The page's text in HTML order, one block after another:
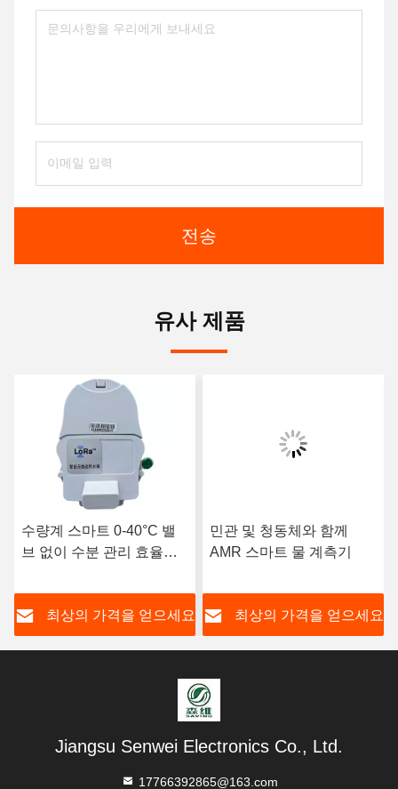
전송
유사 제품
수량계 스마트 0-40°C 밸
브 없이 수분 관리 효율성
최상의 가격을 얻으세요
민관 및 청동체와 함께
AMR 스마트 물 계측기
최상의 가격을 얻으세요
Jiangsu Senwei Electronics Co., Ltd.
17766392865@163.com